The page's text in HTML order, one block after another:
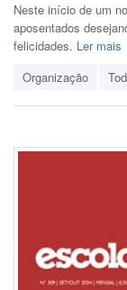
Neste início de um
aposentados
felicidades. Ler mais
Organização